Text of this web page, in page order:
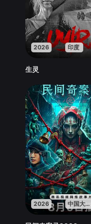
2026 印度
生灵
2026 中国大陆